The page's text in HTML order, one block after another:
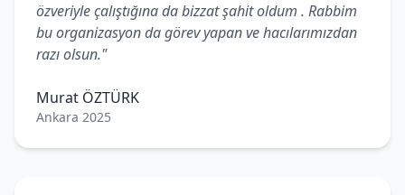
özveriyle çalıştığına da bizzat şahit oldum . Rabbim
bu organizasyon da görev yapan ve hacılarımızdan
razı olsun."
Murat ÖZTÜRK
Ankara 2025